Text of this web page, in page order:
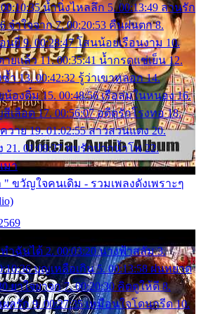
น้ำนิ่งไหลลึก 5. 00:13:49 ลานรัก
จำใจจาก 7. 00:20:53 คืนฝนตก 8.
นยี่ 9. 00:28:47 โสนน้อยเรือนงาม 10.
ยแล้ว 11. 00:35:41 น้ำกรดแช่เย็น 12.
ำ 13. 00:42:32 รู้ว่าเขาหลอก 14.
น้องติ๋ม 15. 00:48:56 เรือล่มในหนอง 16.
เลือด 17. 00:56:07 อดีตรักโรงทอ 18.
วาย 19. 01:02:55 สาวสวนแตง 20.
21. 01:09:27 พบรักปากน้ำโพ 22.
มา
วัญใจคนเดิม - รวมเพลงดังเพราะๆ
ทำฉันได้ 2. 00:03:20 นางฟ้าสลัม 3.
บุญเหลือเกิน 5. 00:13:58 ฝนหยาด
ยาใจยาจก 7. 00:20:30 คิดดูให้ดี 8.
ลรัก 9. 00:27:35 เหมือนใจโดนกรีด 10.